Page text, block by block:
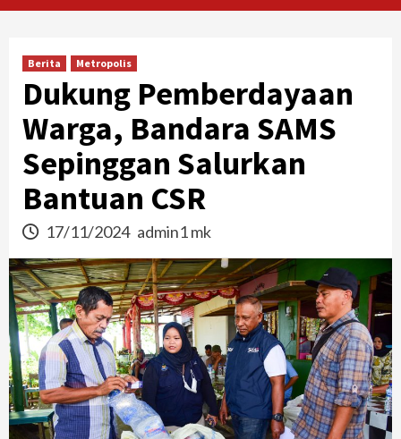
Berita Metropolis
Dukung Pemberdayaan
Warga, Bandara SAMS
Sepinggan Salurkan
Bantuan CSR
17/11/2024 admin1 mk